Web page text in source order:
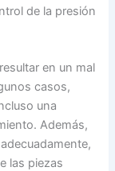
de la presión
en un mal
casos,
una
Además,
las piezas